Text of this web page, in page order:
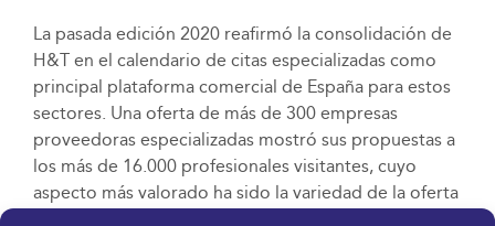
La pasada edición 2020 reafirmó la consolidación de
H&T en el calendario de citas especializadas como
principal plataforma comercial de España para estos
sectores. Una oferta de más de 300 empresas
proveedoras especializadas mostró sus propuestas a
los más de 16.000 profesionales visitantes, cuyo
aspecto más valorado ha sido la variedad de la oferta